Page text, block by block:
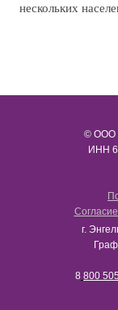
нескольких
© ООО
ИНН​​​​​​​
г.
8 800